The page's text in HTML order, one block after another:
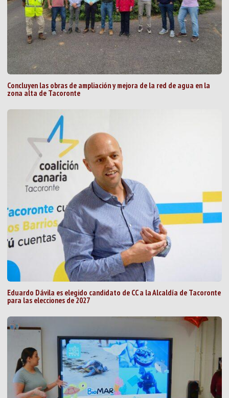
Concluyen las obras de ampliación y mejora de la red de agua en la
zona alta de Tacoronte
Eduardo Dávila es elegido candidato de CC a la Alcaldía de Tacoronte
para las elecciones de 2027